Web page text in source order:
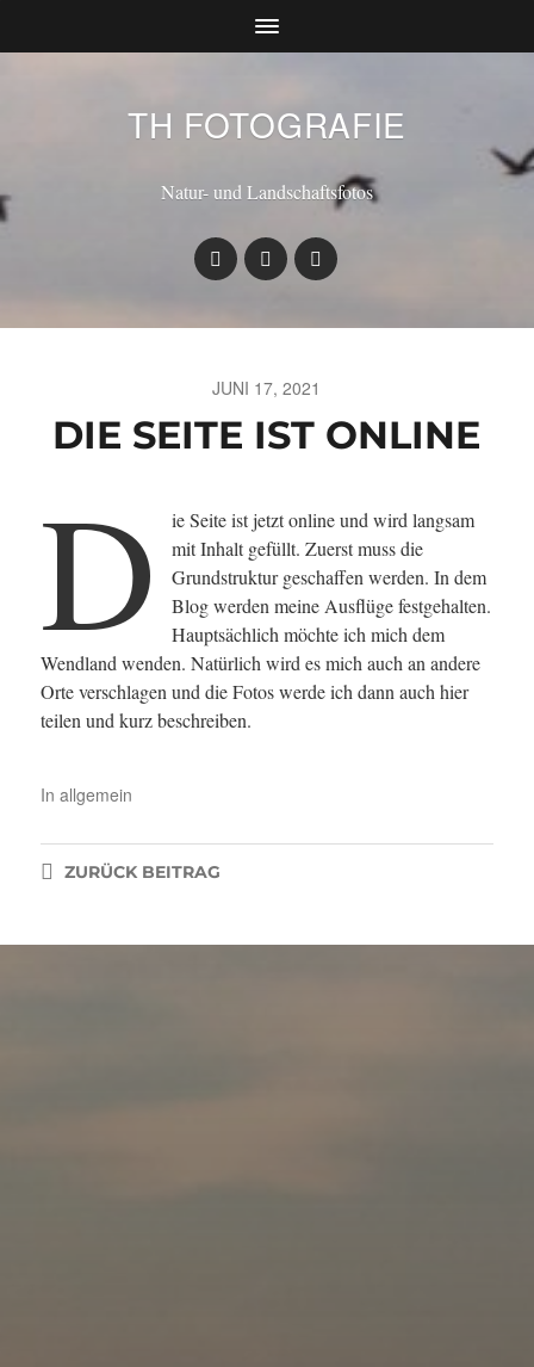
TH FOTOGRAFIE
Natur- und Landschaftsfotos
JUNI 17, 2021
DIE SEITE IST ONLINE
D
ie Seite ist jetzt online und wird langsam
mit Inhalt gefüllt. Zuerst muss die
Grundstruktur geschaffen werden. In dem
Blog werden meine Ausflüge festgehalten.
Hauptsächlich möchte ich mich dem
Wendland wenden. Natürlich wird es mich auch an andere
Orte verschlagen und die Fotos werde ich dann auch hier
teilen und kurz beschreiben.
In allgemein
ZURÜCKBEITRAG